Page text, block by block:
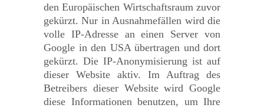
den Europäischen Wirtschaftsraum zuvor
gekürzt. Nur in Ausnahmefällen wird die
volle IP-Adresse an einen Server von
Google in den USA übertragen und dort
gekürzt. Die IP-Anonymisierung ist auf
dieser Website aktiv. Im Auftrag des
Betreibers dieser Website wird Google
diese Informationen benutzen, um Ihre